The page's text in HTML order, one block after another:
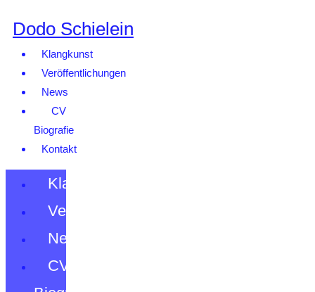
Dodo Schielein
Klangkunst
Veröffentlichungen
News
CV
Biografie
Kontakt
Klangkunst
Veröffentlichungen
News
CV